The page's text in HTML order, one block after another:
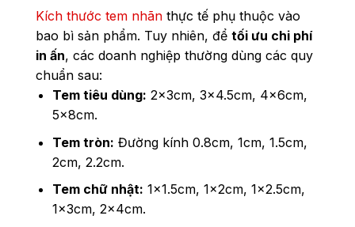
Kích thước tem nhãn thực tế phụ thuộc vào
bao bì sản phẩm. Tuy nhiên, để tối ưu chi phí
in ấn, các doanh nghiệp thường dùng các quy
chuẩn sau:
Tem tiêu dùng: 2x3cm, 3x4.5cm, 4x6cm,
5x8cm.
Tem tròn: Đường kính 0.8cm, 1cm, 1.5cm,
2cm, 2.2cm.
Tem chữ nhật: 1x1.5cm, 1x2cm, 1x2.5cm,
1x3cm, 2x4cm.